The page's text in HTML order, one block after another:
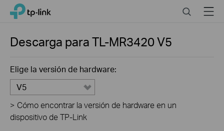
Click
navigation
TP-Link, Reliably Smart SearchMenu
Descarga paraTL-MR3420V5
Elige la versión de hardware:
V5
> Cómo encontrar la versión de hardware en un
dispositivo de TP-Link